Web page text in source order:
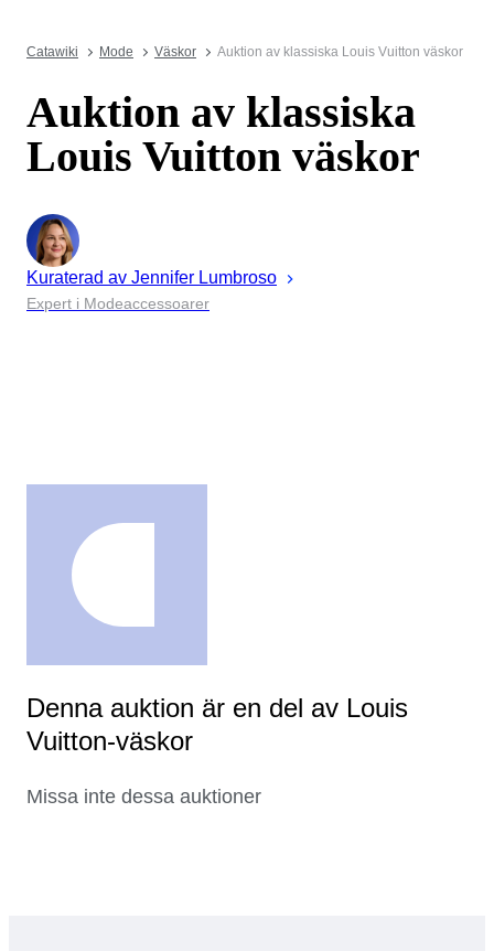
Catawiki Mode Väskor Auktion av klassiska Louis Vuitton väskor
Auktion av klassiska
Louis Vuitton väskor
Kuraterad av Jennifer Lumbroso
Expert i Modeaccessoarer
Denna auktion är en del av Louis
Vuitton-väskor
Missa inte dessa auktioner